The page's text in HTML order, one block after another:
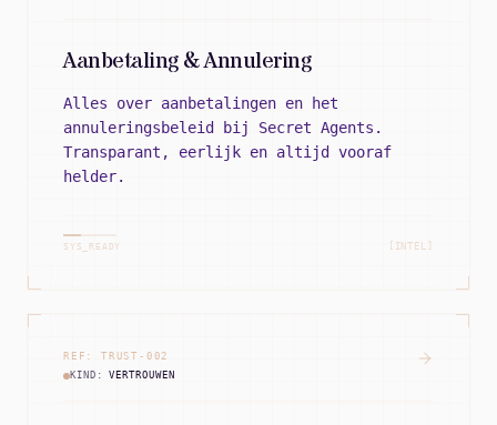
Aanbetaling & Annulering
Alles over aanbetalingen en het
annuleringsbeleid bij Secret Agents.
Transparant, eerlijk en altijd vooraf
helder.
SYS_READY [INTEL]
REF: TRUST - 002
KIND:VERTROUWEN